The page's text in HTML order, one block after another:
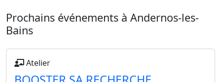
Prochains événements à Andernos-les-
Bains
Atelier